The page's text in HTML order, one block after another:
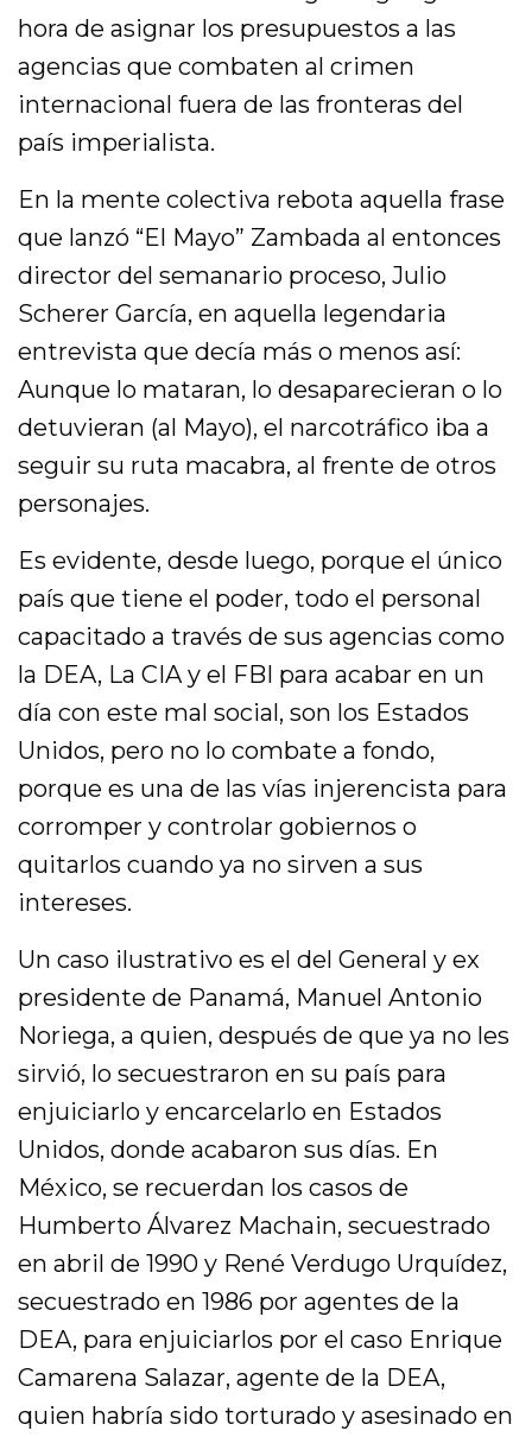
hora de asignar los presupuestos a las
agencias que combaten al crimen
internacional fuera de las fronteras del
país imperialista.
En la mente colectiva rebota aquella frase
que lanzó “El Mayo” Zambada al entonces
director del semanario proceso, Julio
Scherer García, en aquella legendaria
entrevista que decía más o menos así:
Aunque lo mataran, lo desaparecieran o lo
detuvieran (al Mayo), el narcotráfico iba a
seguir su ruta macabra, al frente de otros
personajes.
Es evidente, desde luego, porque el único
país que tiene el poder, todo el personal
capacitado a través de sus agencias como
la DEA, La CIA y el FBI para acabar en un
día con este mal social, son los Estados
Unidos, pero no lo combate a fondo,
porque es una de las vías injerencista para
corromper y controlar gobiernos o
quitarlos cuando ya no sirven a sus
intereses.
Un caso ilustrativo es el del General y ex
presidente de Panamá, Manuel Antonio
Noriega, a quien, después de que ya no les
sirvió, lo secuestraron en su país para
enjuiciarlo y encarcelarlo en Estados
Unidos, donde acabaron sus días. En
México, se recuerdan los casos de
Humberto Álvarez Machain, secuestrado
en abril de 1990 y René Verdugo Urquídez,
secuestrado en 1986 por agentes de la
DEA, para enjuiciarlos por el caso Enrique
Camarena Salazar, agente de la DEA,
quien habría sido torturado y asesinado en